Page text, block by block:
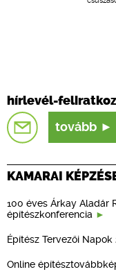
hírlevél-
tovább
KAMARAI
100 éves Árkay Aladár
építészkonferencia
Építész Tervezői Napok
Online